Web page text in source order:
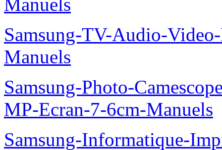
Samsung-TV-Audio-
Manuels
Samsung-Photo-
MP-Ecran-7-6cm-Manuels
Samsung-Informatique-